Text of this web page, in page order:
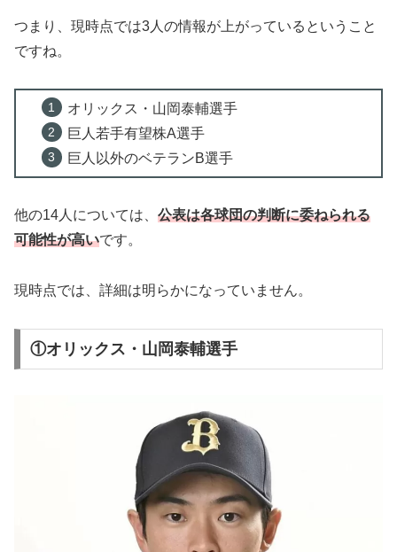
つまり、現時点では3人の情報が上がっているということ
ですね。
オリックス・山岡泰輔選手
巨人若手有望株A選手
巨人以外のベテランB選手
他の14人については、 公表は各球団の判断に委ねられる
可能性が高いです。
現時点では、詳細は明らかになっていません。
①オリックス・山岡泰輔選手